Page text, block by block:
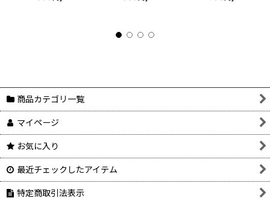
商品カテゴリ一覧
マイページ
お気に入り
最近チェックしたアイテム
特定商取引法表示